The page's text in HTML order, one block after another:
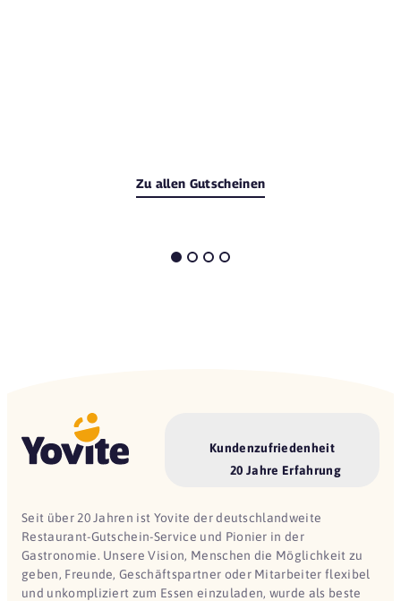
Zu allen Gutscheinen
Kundenzufriedenheit
20 Jahre Erfahrung
Seit über 20 Jahren ist Yovite der deutschlandweite
Restaurant-Gutschein-Service und Pionier in der
Gastronomie. Unsere Vision, Menschen die Möglichkeit zu
geben, Freunde, Geschäftspartner oder Mitarbeiter flexibel
und unkompliziert zum Essen einzuladen, wurde als beste